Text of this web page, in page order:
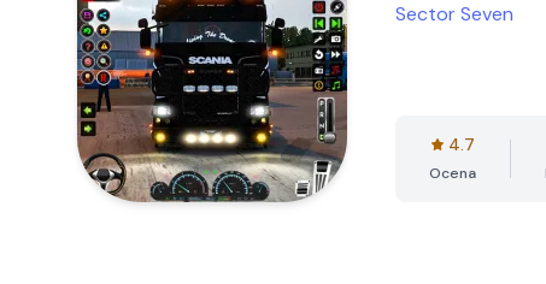
Sector Seven
4.7
Ocena